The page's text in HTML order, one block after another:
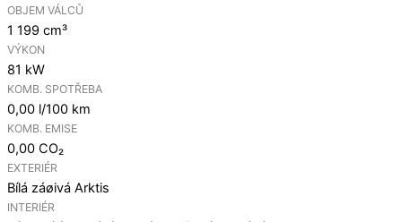
OBJEM VÁLCŮ
1 199 cm³
VÝKON
81 kW
KOMB. SPOTŘEBA
0,00 l/100 km
KOMB. EMISE
0,00 CO₂
EXTERIÉR
Bílá záøivá Arktis
INTERIÉR